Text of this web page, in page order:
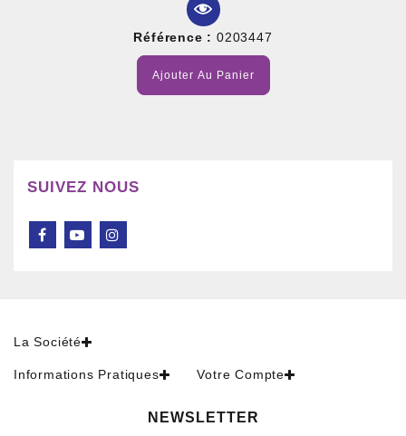
Référence : 0203447
Ajouter Au Panier
SUIVEZ NOUS
La Société
Informations Pratiques Votre Compte
NEWSLETTER